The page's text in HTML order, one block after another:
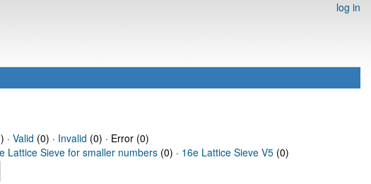
log in
· Valid (0) · Invalid (0) · Error (0)
Lattice Sieve for smaller numbers (0) · 16e Lattice Sieve V5 (0)